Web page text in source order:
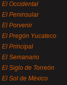
El Occidental
El Peninsular
El Porvenir
El Pregón Yucateco
El Principal
El Semanario
El Siglo de Torreón
El Sol de México